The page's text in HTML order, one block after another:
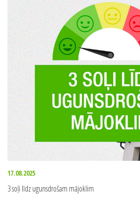
17.08.2025
3 soļi līdz ugunsdrošam mājoklim